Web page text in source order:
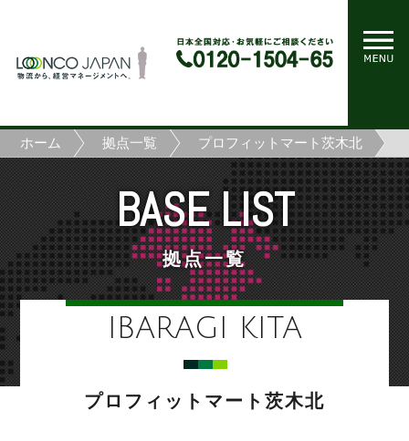
ホーム 拠点一覧 プロフィットマート茨木北
BASE LIST
拠点一覧
IBARAGI KITA
プロフィットマート茨木北